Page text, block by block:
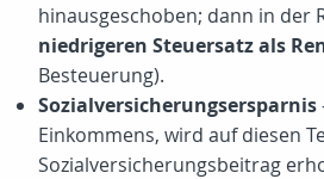
hinausgeschoben; dann in der
niedrigeren Steuersatz als
Besteuerung).
Sozialversicherungsersparnis
Einkommens, wird auf diesen
Sozialversicherungsbeitrag